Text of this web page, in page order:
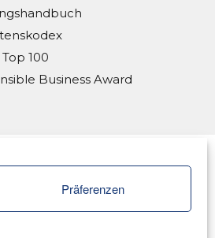
Präferenzen
100
Business Award